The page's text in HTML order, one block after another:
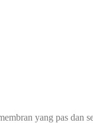
yang pas dan